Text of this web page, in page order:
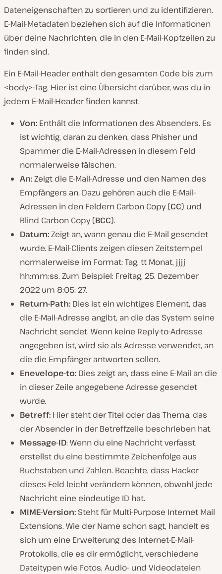
Dateneigenschaften zu sortieren und zu identifizieren.
E-Mail-Metadaten beziehen sich auf die Informationen
über deine Nachrichten, die in den E-Mail-Kopfzeilen zu
finden sind.
Ein E-Mail-Header enthält den gesamten Code bis zum
<body>-Tag. Hier ist eine Übersicht darüber, was du in
jedem E-Mail-Header finden kannst.
Von: Enthält die Informationen des Absenders. Es
ist wichtig, daran zu denken, dass Phisher und
Spammer die E-Mail-Adressen in diesem Feld
normalerweise fälschen.
An:Zeigt die E-Mail-Adresse und den Namen des
Empfängers an. Dazu gehören auch die E-Mail-
Adressen in den Feldern Carbon Copy (CC) und
Blind Carbon Copy (BCC).
Datum:Zeigt an, wann genau die E-Mail gesendet
wurde. E-Mail-Clients zeigen diesen Zeitstempel
normalerweise im Format: Tag, tt Monat, jjjj
hh:mm:ss. Zum Beispiel: Freitag, 25. Dezember
2022 um 8:05: 27.
Return-Path: Dies ist ein wichtiges Element, das
die E-Mail-Adresse angibt, an die das System seine
Nachricht sendet. Wenn keine Reply-to-Adresse
angegeben ist, wird sie als Adresse verwendet, an
die die Empfänger antworten sollen.
Enevelope-to: Dies zeigt an, dass eine E-Mail an die
in dieser Zeile angegebene Adresse gesendet
wurde.
Betreff: Hier steht der Titel oder das Thema, das
der Absender in der Betreffzeile beschrieben hat.
Message-ID: Wenn du eine Nachricht verfasst,
erstellst du eine bestimmte Zeichenfolge aus
Buchstaben und Zahlen. Beachte, dass Hacker
dieses Feld leicht verändern können, obwohl jede
Nachricht eine eindeutige ID hat.
MIME-Version: Steht für Multi-Purpose Internet Mail
Extensions. Wie der Name schon sagt, handelt es
sich um eine Erweiterung des Internet-E-Mail-
Protokolls, die es dir ermöglicht, verschiedene
Dateitypen wie Fotos, Audio- und Videodateien